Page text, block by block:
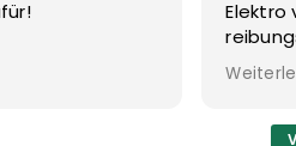
Alles
top